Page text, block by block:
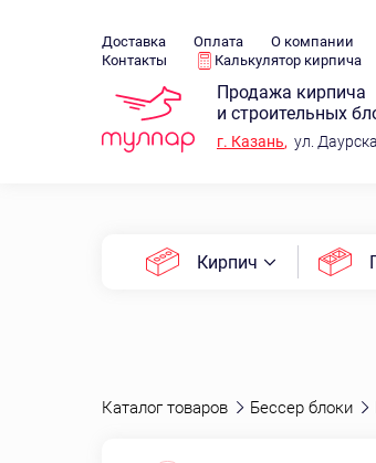
Доставка Оплата О компании
Контакты
Калькулятор кирпича
Продажа кирпича
и строительных
г. Казань, ул.
Кирпич
Каталог товаров Бессер блоки